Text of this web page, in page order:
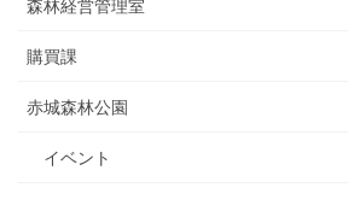
森林経営管理室
購買課
赤城森林公園
イベント